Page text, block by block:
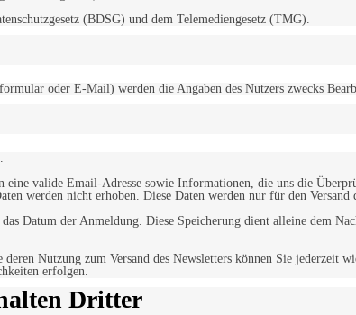
(BDSG) und dem Telemediengesetz (TMG).
oder E-Mail) werden die Angaben des Nutzers zwecks
valide Email-Adresse sowie Informationen, die uns die
werden nicht erhoben. Diese Daten werden nur für den
Datum der Anmeldung. Diese Speicherung dient alleine dem
Nutzung zum Versand des Newsletters können Sie
erfolgen.
Dritter